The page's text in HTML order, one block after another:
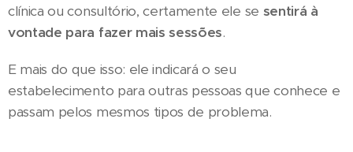
clínica ou consultório, certamente ele se sentirá à
vontade para fazer mais sessões.
E mais do que isso: ele indicará o seu
estabelecimento para outras pessoas que conhece e
passam pelos mesmos tipos de problema.